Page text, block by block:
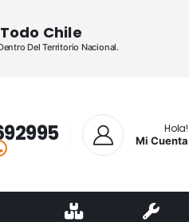
Chile
Del Territorio Nacional.
Hola!
Mi Cuenta